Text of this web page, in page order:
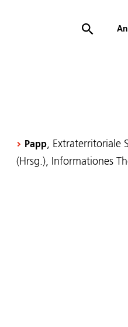
Papp, Extraterritoriale
(Hrsg.), Informationes